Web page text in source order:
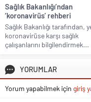
Sağlık Bakanlığı’ndan
‘koronavirüs’ rehberi
Sağlık Bakanlığı tarafından,
koronavirüse karşı sağlık
çalışanlarını bilgilendirmek...
YORUMLAR
Yorum yapabilmek için giriş